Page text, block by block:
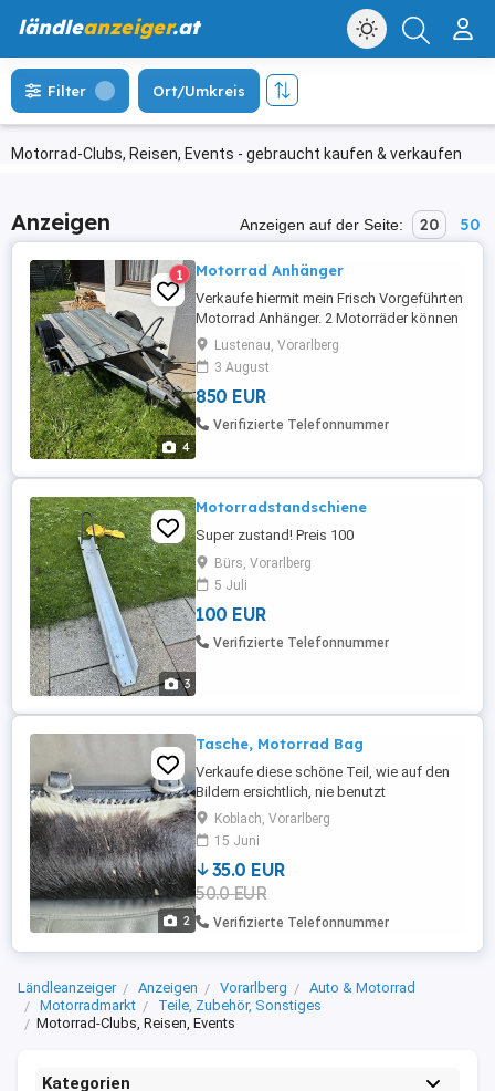
ländleanzeiger.at
Motorrad-Clubs, Reisen, Events - gebraucht kaufen & verkaufen
Filter Ort/Umkreis
Anzeigen Anzeigen auf der Seite: 20 50
4
1 Motorrad Anhänger
Verkaufe hiermit mein Frisch Vorgeführten
Motorrad Anhänger. 2 Motorräder können
geladen werden. In der Mitte ist die
Auffahrrampe montiert. Kann ohne
Anhängerführerschein gezogen werden.
Lustenau, Vorarlberg
3 August
850 EUR
Verifizierte Telefonnummer
3
Motorradstandschiene
Super zustand! Preis 100
Bürs, Vorarlberg
5 Juli
100 EUR
Verifizierte Telefonnummer
2
Tasche, Motorrad Bag
Verkaufe diese schöne Teil, wie auf den
Bildern ersichtlich, nie benutzt
Koblach, Vorarlberg
15 Juni
35.0 EUR
50.0 EUR
Verifizierte Telefonnummer
Ländleanzeiger Anzeigen Vorarlberg
Auto & Motorrad
Motorradmarkt
Teile, Zubehör, Sonstiges
Motorrad-Clubs, Reisen, Events
Kategorien